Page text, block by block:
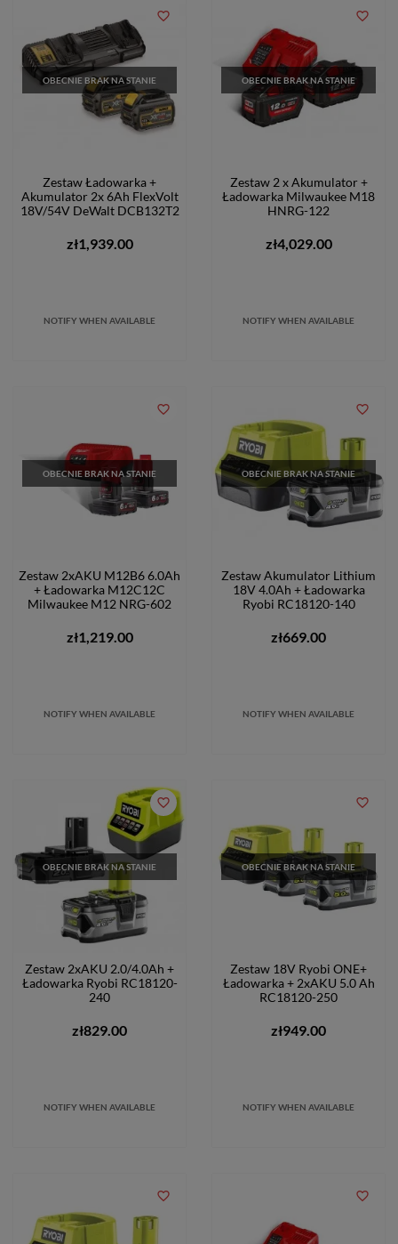
OBECNIE BRAK NA STANIE
Zestaw Ładowarka +
Akumulator 2x 6Ah FlexVolt
18V/54V DeWalt DCB132T2
zł1,939.00
NOTIFY WHEN AVAILABLE
favorite_border
OBECNIE BRAK NA STANIE
Zestaw 2 x Akumulator +
Ładowarka Milwaukee M18
HNRG-122
zł4,029.00
NOTIFY WHEN AVAILABLE
favorite_border
OBECNIE BRAK NA STANIE
Zestaw 2xAKU M12B6 6.0Ah
+ Ładowarka M12C12C
Milwaukee M12 NRG-602
zł1,219.00
NOTIFY WHEN AVAILABLE
favorite_border
OBECNIE BRAK NA STANIE
Zestaw Akumulator Lithium
18V 4.0Ah + Ładowarka
Ryobi RC18120-140
zł669.00
NOTIFY WHEN AVAILABLE
favorite_border
OBECNIE BRAK NA STANIE
Zestaw 2xAKU 2.0/4.0Ah +
Ładowarka Ryobi RC18120-
240
zł829.00
NOTIFY WHEN AVAILABLE
favorite_border
OBECNIE BRAK NA STANIE
Zestaw 18V Ryobi ONE+
Ładowarka + 2xAKU 5.0 Ah
RC18120-250
zł949.00
NOTIFY WHEN AVAILABLE
favorite_border
favorite_border favorite_border